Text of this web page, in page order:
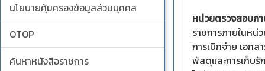
นโยบายคุ้มครองข้อมูลส่วนบุคคล
OTOP
ค้นหาหนังสือราชการ
หน่วยตรวจสอบภา
ราชการภายในห
การเบิกจ่าย เอก
พัสดุและการเก็บรั